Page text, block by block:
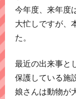
今年度、来年度
大忙しですが、
た。
最近の出来事と
保護している施
娘さんは動物が